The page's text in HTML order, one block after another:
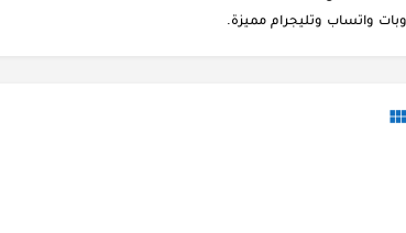
واتساب وتليجرام مميزة.